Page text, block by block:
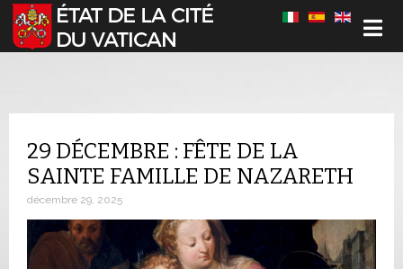
Sélectionnez votre langue
29 DÉCEMBRE : FÊTE DE LA
SAINTE FAMILLE DE NAZARETH
décembre 29, 2025